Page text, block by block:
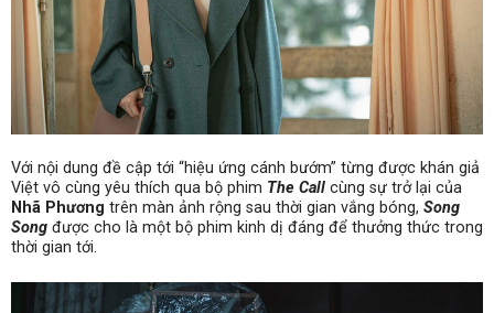
Với nội dung đề cập tới “hiệu ứng cánh bướm” từng được khán giả
Việt vô cùng yêu thích qua bộ phim The Call cùng sự trở lại của
Nhã Phương trên màn ảnh rộng sau thời gian vắng bóng, Song
Song được cho là một bộ phim kinh dị đáng để thưởng thức trong
thời gian tới.